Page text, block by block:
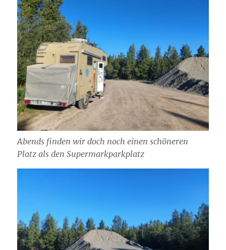
Abends finden wir doch noch einen schöneren
Platz als den Supermarkparkplatz